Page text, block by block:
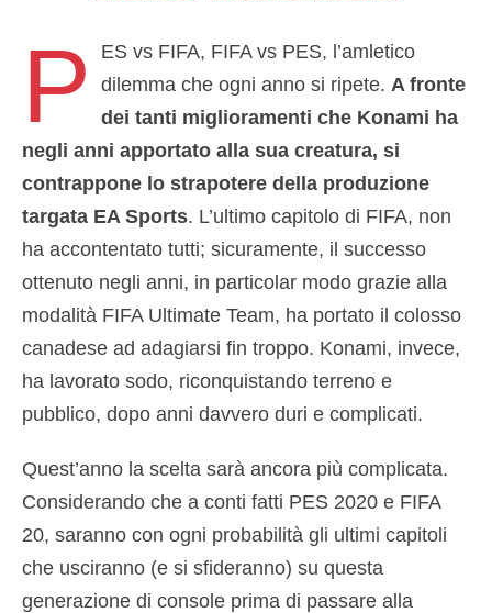
P
ES vs FIFA, FIFA vs PES, l’amletico
dilemma che ogni anno si ripete.A fronte
dei tanti miglioramenti che Konami ha
negli anni apportato alla sua creatura, si
contrappone lo strapotere della produzione
targata EA Sports. L’ultimo capitolo di FIFA, non
ha accontentato tutti; sicuramente, il successo
ottenuto negli anni, in particolar modo grazie alla
modalità FIFA Ultimate Team, ha portato il colosso
canadese ad adagiarsi fin troppo. Konami, invece,
ha lavorato sodo, riconquistando terreno e
pubblico, dopo anni davvero duri e complicati.
Quest’anno la scelta sarà ancora più complicata.
Considerando che a conti fatti PES 2020 e FIFA
20, saranno con ogni probabilità gli ultimi capitoli
che usciranno (e si sfideranno) su questa
generazione di console prima di passare alla